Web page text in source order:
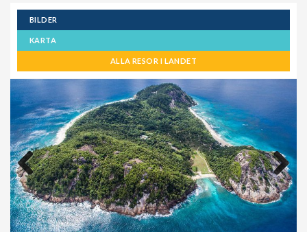
BILDER
KARTA
ALLA RESOR I LANDET
Previous Next